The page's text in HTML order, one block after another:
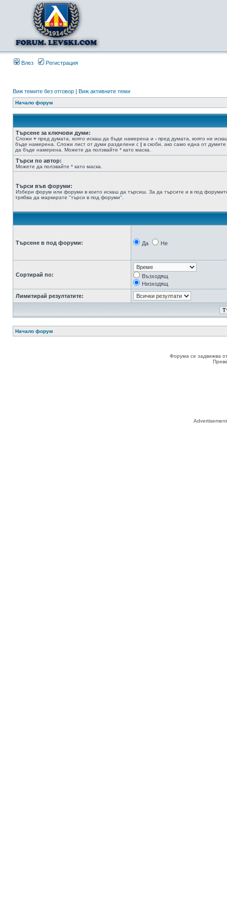
Влез Регистрация
Виж темите без отговор | Виж активните теми
Начало форум
Търсене за ключови думи:
Сложи + пред думата, която искаш да бъде намерена и - пред думата, която не
бъде намерена. Сложи лист от думи разделени с | в скоби, ако само една от думите
да бъде намерена. Можете да ползвайте * като маска.
Търси по автор:
Можете да ползвайте * като маска.
Търси във форуми:
Избери форум или форуми в които искаш да търсиш. За да търсите и в под
трябва да маркирате "търси в под форуми".
Търсене в под форуми: Да Не
Сортирай по:
Възходящ
Низходящ
Лимитирай резултатите:
Начало форум
Форума се задвижва